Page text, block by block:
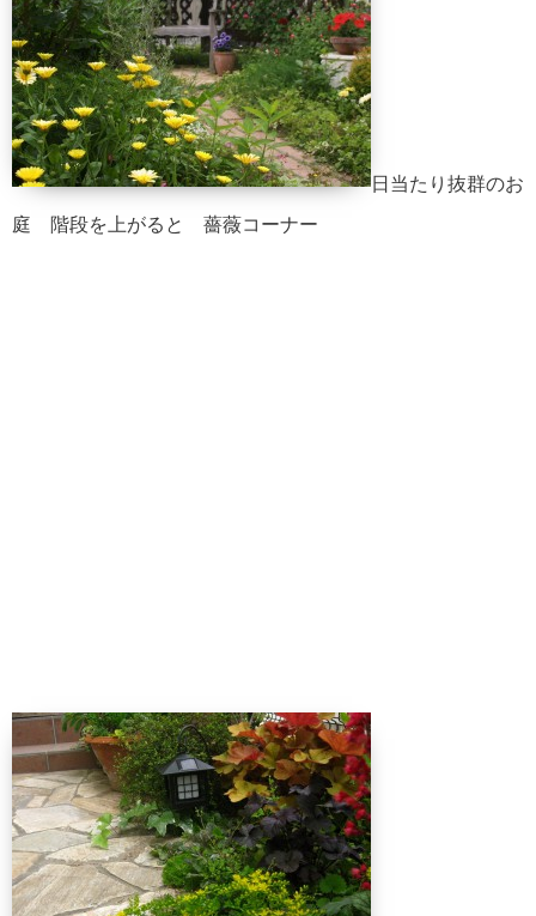
日当たり抜群のお
庭 階段を上がると 薔薇コーナー